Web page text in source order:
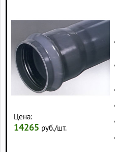
Цена:
14265 руб./шт.